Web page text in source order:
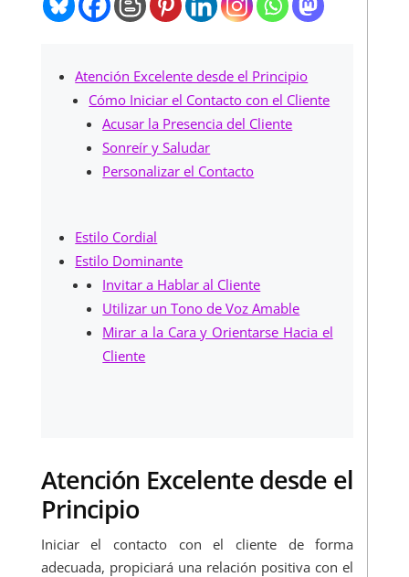
Atención Excelente desde el Principio
Cómo Iniciar el Contacto con el Cliente
Acusar la Presencia del Cliente
Sonreír y Saludar
Personalizar el Contacto
Estilo Cordial
Estilo Dominante
Invitar a Hablar al Cliente
Utilizar un Tono de Voz Amable
Mirar a la Cara y Orientarse Hacia el
Cliente
Atención Excelente desde el
Principio
Iniciar el contacto con el cliente de forma
adecuada, propiciará una relación positiva con el